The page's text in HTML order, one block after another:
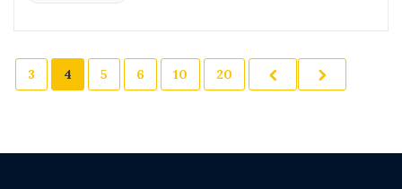
3 4 5 6 10 20